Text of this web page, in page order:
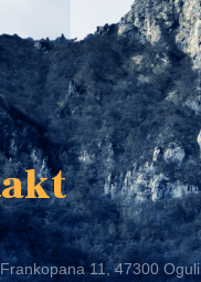
11, 47300